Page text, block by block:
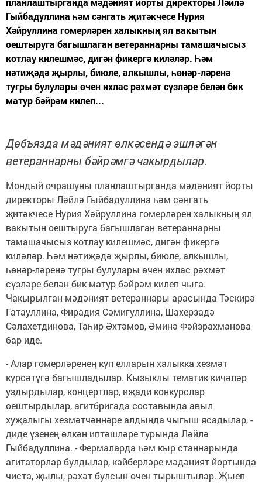
Гыйбадуллина һәм сәнгать җитәкчесе Нурия
Хәйруллина гомерләрен халыкның ял вакытын
оештыруга багышлаган ветераннарны тамашачысыз
котлау килешмәс, дигән фикергә киләләр. Һәм
нәтиҗәдә җырлы, биюле, алкышлы, һөнәр-ләренә
тугры булулары өчен ихлас рәхмәт сүзләре белән бик
матур бәйрәм килеп...
Дөбъязда мәдәният өлкәсендә эшләгән
ветераннарны бәйрәмгә чакырдылар.
Мондый очрашуны планлаштырганда мәдәният йорты
директоры Ләйлә Гыйбадуллина һәм сәнгать
җитәкчесе Нурия Хәйруллина гомерләрен халыкның ял
вакытын оештыруга багышлаган ветераннарны
тамашачысыз котлау килешмәс, дигән фикергә
киләләр. Һәм нәтиҗәдә җырлы, биюле, алкышлы,
һөнәр-ләренә тугры булулары өчен ихлас рәхмәт
сүзләре белән бик матур бәйрәм килеп чыга.
Чакырылган мәдәният ветераннары арасында Тәскирә
Гатауллина, Фирадия Сәмигуллина, Шахерзадә
Сәлахетдинова, Таһир Әхтәмов, Әминә Фәйзрахманова
бар иде.
- Алар гомерләренең күп елларын халыкка хезмәт
күрсәтүгә багышладылар. Кызыклы тематик кичәләр
уздырдылар, концертлар, иҗади конкурслар
оештырдылар, агитбригада составында авыл
хуҗалыгы хезмәтчәннәре алдында чыгыш ясадылар, -
диде үзенең өлкән иптәшләре турында Ләйлә
Гыйбадуллина. - Фермаларда һәм кыр станнарында
агитаторлар булдылар, кайберләре мәдәният йортында
чиста, җылы, рәхәт булсын өчен тырыштылар. Җыеп